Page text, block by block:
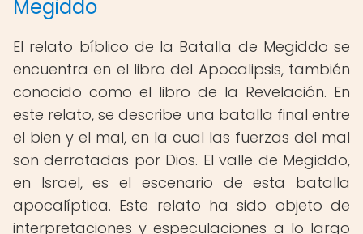
Megiddo
El relato bíblico de la Batalla de Megiddo se
encuentra en el libro del Apocalipsis, también
conocido como el libro de la Revelación. En
este relato, se describe una batalla final entre
el bien y el mal, en la cual las fuerzas del mal
son derrotadas por Dios. El valle de Megiddo,
en Israel, es el escenario de esta batalla
apocalíptica. Este relato ha sido objeto de
interpretaciones y especulaciones a lo largo